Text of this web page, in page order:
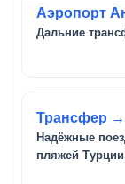
Аэропорт
Дальние
Трансфер
Надёжные
пляжей